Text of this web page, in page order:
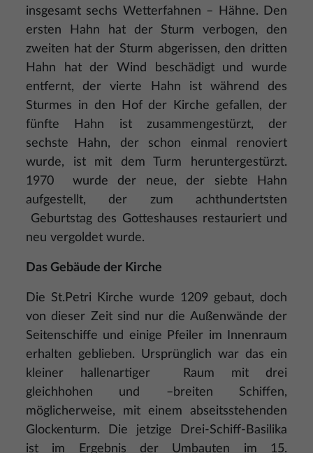
insgesamt sechs Wetterfahnen – Hähne. Den
ersten Hahn hat der Sturm verbogen, den
zweiten hat der Sturm abgerissen, den dritten
Hahn hat der Wind beschädigt und wurde
entfernt, der vierte Hahn ist während des
Sturmes in den Hof der Kirche gefallen, der
fünfte Hahn ist zusammengestürzt, der
sechste Hahn, der schon einmal renoviert
wurde, ist mit dem Turm heruntergestürzt.
1970 wurde der neue, der siebte Hahn
aufgestellt, der zum achthundertsten
Geburtstag des Gotteshauses restauriert und
neu vergoldet wurde.
Das Gebäude der Kirche
Die St.Petri Kirche wurde 1209 gebaut, doch
von dieser Zeit sind nur die Außenwände der
Seitenschiffe und einige Pfeiler im Innenraum
erhalten geblieben. Ursprünglich war das ein
kleiner hallenartiger Raum mit drei
gleichhohen und –breiten Schiffen,
möglicherweise, mit einem abseitsstehenden
Glockenturm. Die jetzige Drei-Schiff-Basilika
ist im Ergebnis der Umbauten im 15.